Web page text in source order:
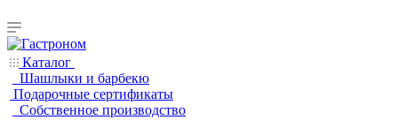
Каталог
Шашлыки и барбекю
Подарочные сертификаты
Собственное производство